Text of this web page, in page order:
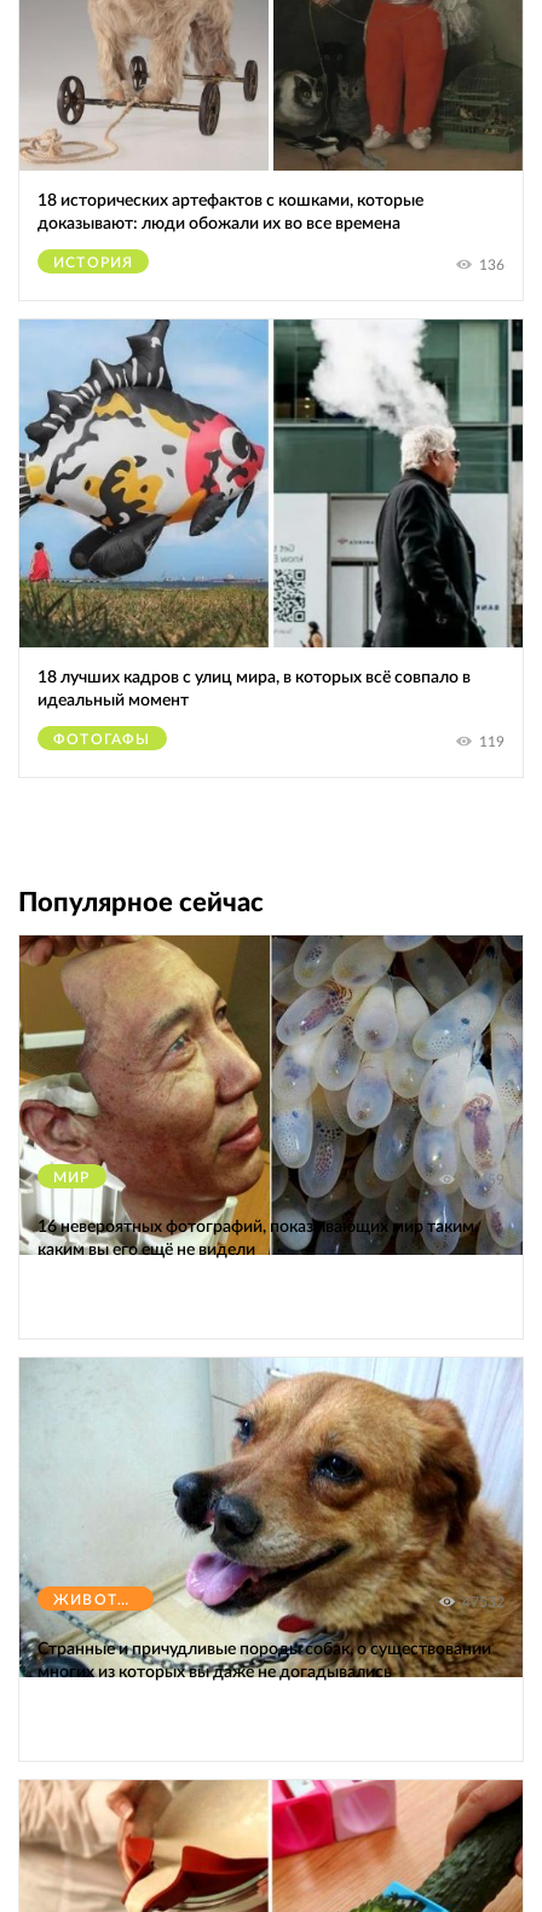
18 исторических артефактов с кошками, которые
доказывают: люди обожали их во все времена
ИСТОРИЯ 136
18 лучших кадров с улиц мира, в которых всё совпало в
идеальный момент
ФОТОГАФЫ 119
Популярное сейчас
МИР 12459
16 невероятных фотографий, показывающих мир таким,
каким вы его ещё не видели
ЖИВОТНЫЕ 47532
Странные и причудливые породы собак, о существовании
многих из которых вы даже не догадывались